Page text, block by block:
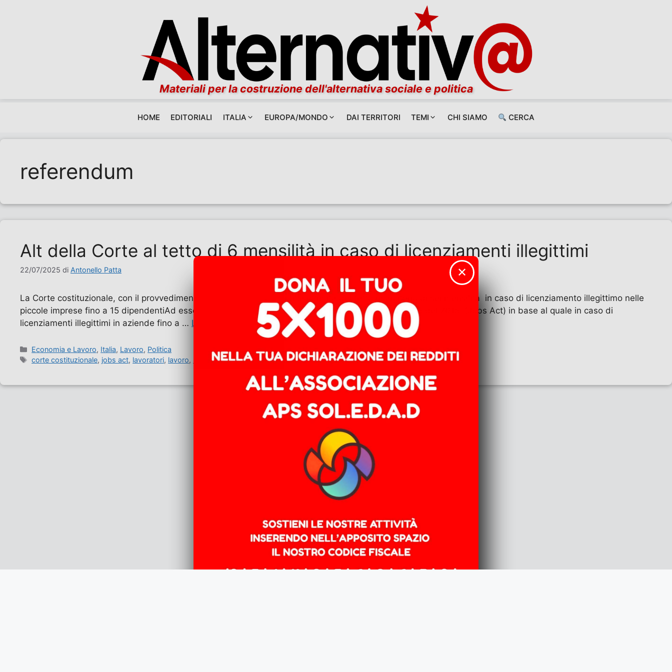
Materiali per la costruzione dell'alternativa sociale e politica
HOME EDITORIALI ITALIA EUROPA/MONDO DAI TERRITORI TEMI CHI SIAMO CERCA
referendum
Alt della Corte al tetto di 6 mensilità in caso di licenziamenti illegittimi
22/07/2025 di Antonello Patta
La Corte costituzionale, con il provvedimento 118/2025 ha sancito l’illegittimità del tetto risarcitorio di sei mensilità in caso di licenziamento illegittimo nelle
piccole imprese fino a 15 dipendentiAd essere colpito è l’articolo 9 del decreto legislativo numero 23 del 2015 (Jobs Act) in base al quale in caso di
licenziamenti illegittimi in aziende fino a … Leggi tutto
Categorie
Economia e Lavoro, Italia, Lavoro, Politica
Tag
corte costituzionale, jobs act, lavoratori, lavoro, referendum
✕